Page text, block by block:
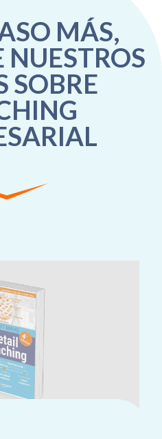
MÁS,
NUESTROS
SOBRE